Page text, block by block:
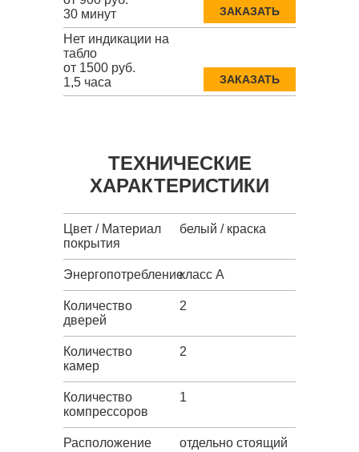
30 минут
ЗАКАЗАТЬ
Нет индикации на
табло
от 1500 руб.
1,5 часа
ЗАКАЗАТЬ
ТЕХНИЧЕСКИЕ
ХАРАКТЕРИСТИКИ
Цвет / Материал
покрытия
белый / краска
Энергопотреблениекласс A
Количество
дверей
2
Количество
камер
2
Количество
компрессоров
1
Расположение отдельно стоящий